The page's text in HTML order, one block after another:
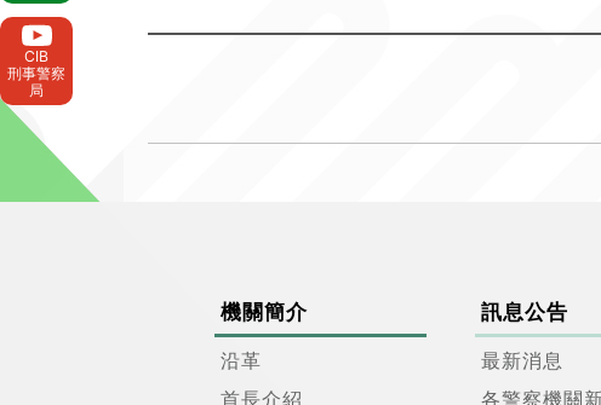
機關簡介
沿革
首長介紹
訊息公告
最新消息
各警察機關
CIB
刑事警察
局